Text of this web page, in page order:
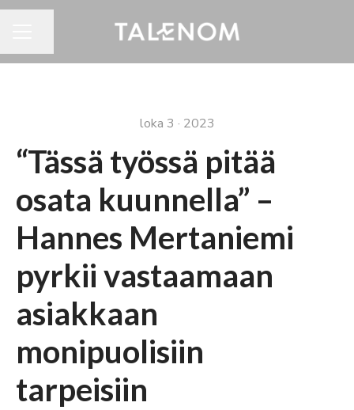
loka 3 · 2023
“Tässä työssä pitää
osata kuunnella” –
Hannes Mertaniemi
pyrkii vastaamaan
asiakkaan
monipuolisiin
tarpeisiin